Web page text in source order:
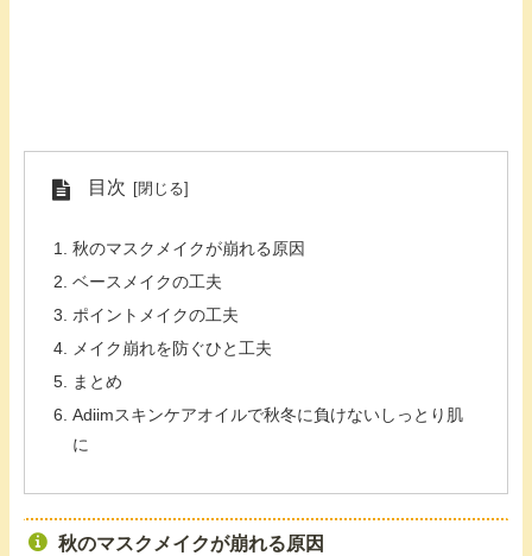
目次
秋のマスクメイクが崩れる原因
ベースメイクの工夫
ポイントメイクの工夫
メイク崩れを防ぐひと工夫
まとめ
Adiimスキンケアオイルで秋冬に負けないしっとり肌
に
秋のマスクメイクが崩れる原因